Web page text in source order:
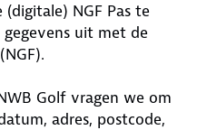
NGF Pas te
uit met de
Golf vragen we om
adres, postcode,